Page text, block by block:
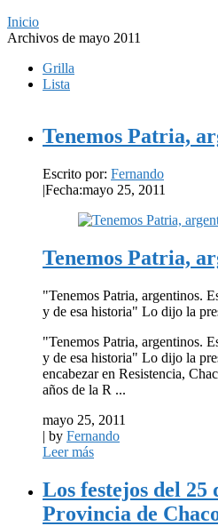
Inicio
Archivos de mayo 2011
Grilla
Lista
Tenemos Patria,
Escrito por: Fernando
|Fecha:mayo 25, 2011
Tenemos Patria,
"Tenemos Patria, argentinos.
y de esa historia" Lo dijo la
"Tenemos Patria, argentinos.
y de esa historia" Lo dijo la
encabezar en Resistencia,
años de la R ...
mayo 25, 2011
| by Fernando
Leer más
Los festejos del 25
Provincia de